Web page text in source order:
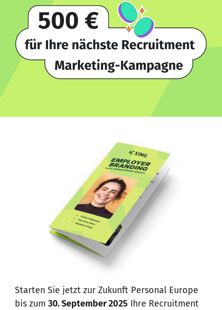
Starten Sie jetzt zur Zukunft Personal Europe
bis zum 30. September 2025 Ihre Recruitment